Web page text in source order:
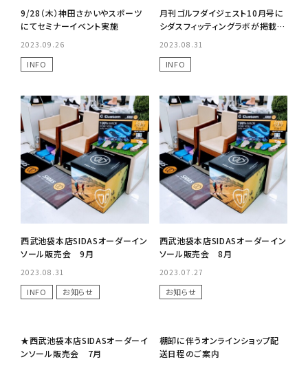
9/28（木）神田さかいやスポーツ
にてセミナーイベント実施
2023.09.26
INFO
月刊ゴルフダイジェスト10月号に
シダスフィッティングラボが掲載さ
2023.08.31
INFO
西武池袋本店SIDASオーダーイン
ソール販売会 9月
2023.08.31
INFO お知らせ
西武池袋本店SIDASオーダーイン
ソール販売会 8月
2023.07.27
お知らせ
★西武池袋本店SIDASオーダーイ
ンソール販売会 7月
棚卸に伴うオンラインショップ配
送日程のご案内